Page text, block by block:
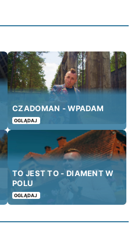
CZADOMAN - WPADAM
OGLĄDAJ
TO JEST TO - DIAMENT W
POLU
OGLĄDAJ